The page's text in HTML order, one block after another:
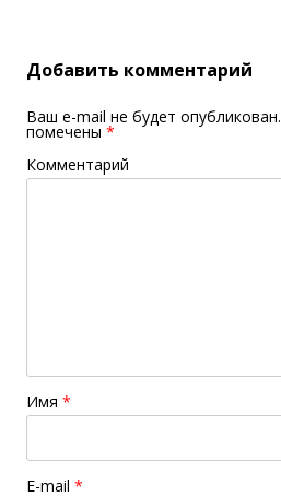
Добавить комментарий
Ваш e-mail не будет опубликован.
помечены *
Комментарий
Имя *
E-mail *